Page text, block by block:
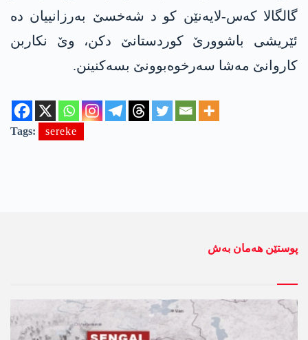
گالگالا کەس-لایەنێن کو د شەخسێ بەرزانییان دە
ئێریشی باشوورێ کوردستانێ دکن، وێ نکاربن
کاروانێ مەشا سەرخوەبوونێ بسەکنینن.
Tags: sereke
پوستێن ھەمان بەش